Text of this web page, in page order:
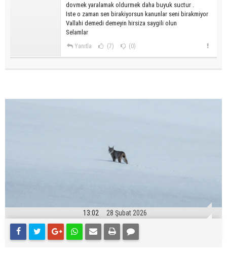
dovmek yaralamak oldurmek daha buyuk suctur .
Iste o zaman sen birakiyorsun kanunlar seni birakmiyor
Vallahi demedi demeyin hirsiza saygili olun
Selamlar
Yanıtla (7) (0)
13:02 28 Şubat 2026